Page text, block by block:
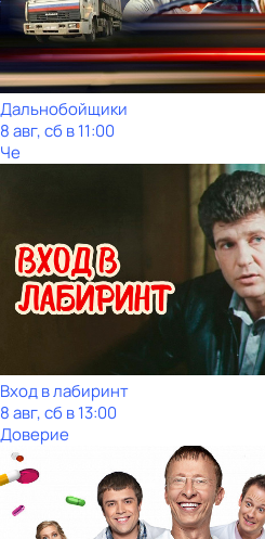
Дальнобойщики
8 авг, сб в 11:00
Че
Вход в лабиринт
8 авг, сб в 13:00
Доверие